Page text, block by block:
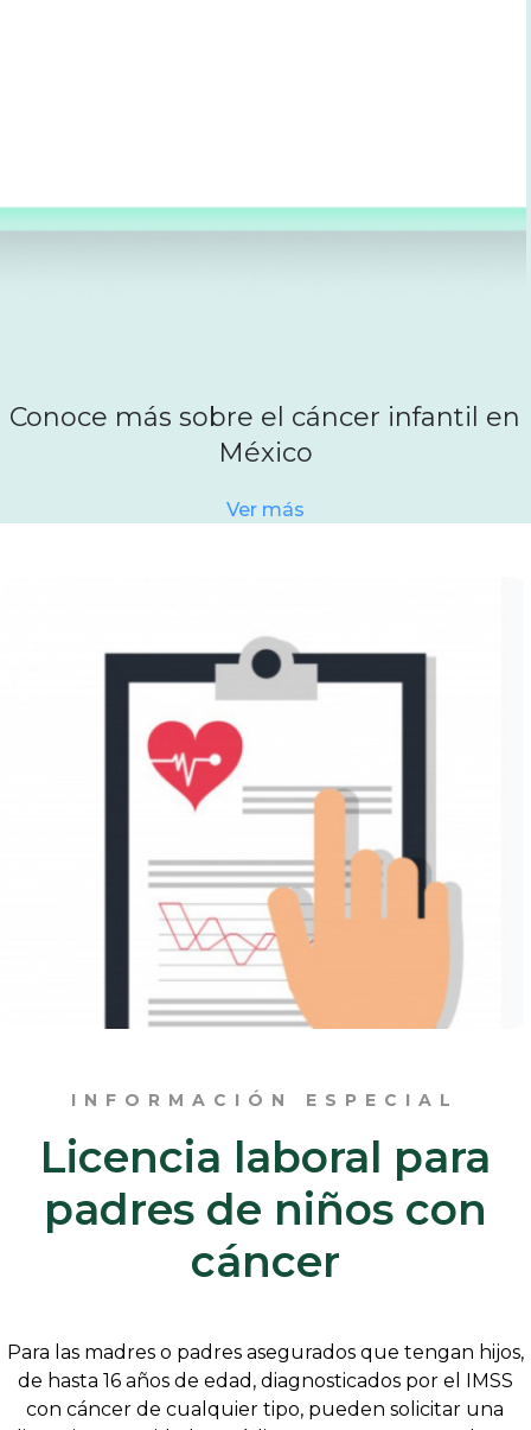
Conoce más sobre el cáncer infantil en
México
Ver más
INFORMACIÓN ESPECIAL
Licencia laboral para
padres de niños con
cáncer
Para las madres o padres asegurados que tengan hijos,
de hasta 16 años de edad, diagnosticados por el IMSS
con cáncer de cualquier tipo, pueden solicitar una